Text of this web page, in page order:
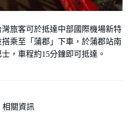
旅客可於抵達中部國際機場新特
乘至「蒲郡」下車，於蒲郡站南
，車程約15分鐘即可抵達。
相關資訊